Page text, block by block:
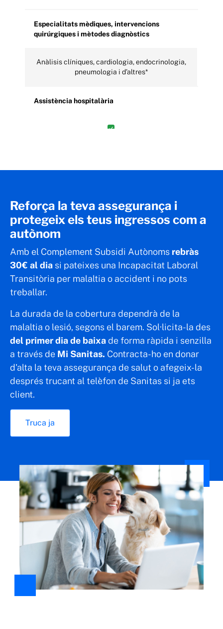
Especialitats mèdiques, intervencions
quirúrgiques i mètodes diagnòstics
Anàlisis clíniques, cardiologia, endocrinologia,
pneumologia i d’altres*
Assistència hospitalària
Medicina preventiva
Cobertures addicionales
Accidents laborals i de trànsit, assistència
d’urgències a l’estranger i d’altres *
Sabadell BluaU
dermatològic digital, analítiques a domicili i
Reforça la teva assegurança i
protegeix els teus ingressos com a
autònom
Amb el Complement Subsidi Autònoms rebràs
30€ al dia si pateixes una Incapacitat Laboral
Transitòria per malaltia o accident i no pots
treballar.
La durada de la cobertura dependrà de la
malaltia o lesió, segons el barem. Sol·licita-la des
del primer dia de baixade forma ràpida i senzilla
a través de Mi Sanitas. Contracta-ho en donar
d'alta la teva assegurança de salut o afegeix-la
després trucant al telèfon de Sanitas si ja ets
client.
Truca ja